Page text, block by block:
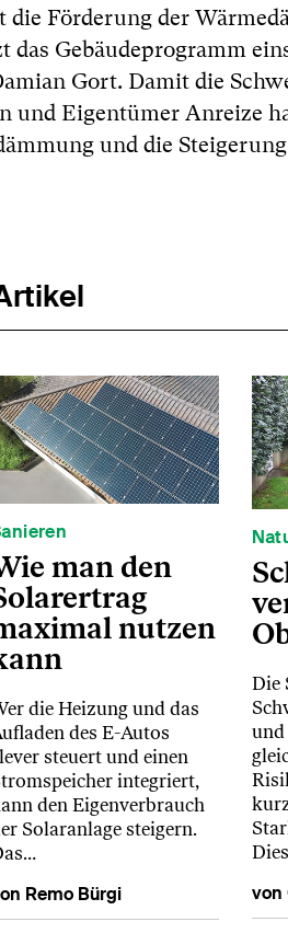
Förderung der
das Gebäudeprogramm
Gort. Damit die
und Eigentümer Anreize
und die
man den
nutzen
die Heizung und das
des E-Autos
steuert und einen
integriert,
den Eigenverbrauch
Solaranlage steigern.
Remo Bürgi
Die
und
von